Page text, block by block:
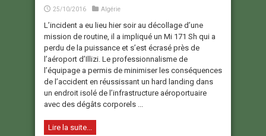
25/10/2016 Algérie
L’incident a eu lieu hier soir au décollage d’une
mission de routine, il a impliqué un Mi 171 Sh qui a
perdu de la puissance et s’est écrasé près de
l’aéroport d’Illizi. Le professionnalisme de
l’équipage a permis de minimiser les conséquences
de l’accident en réussissant un hard landing dans
un endroit isolé de l’infrastructure aéroportuaire
avec des dégâts corporels ...
Lire la suite...